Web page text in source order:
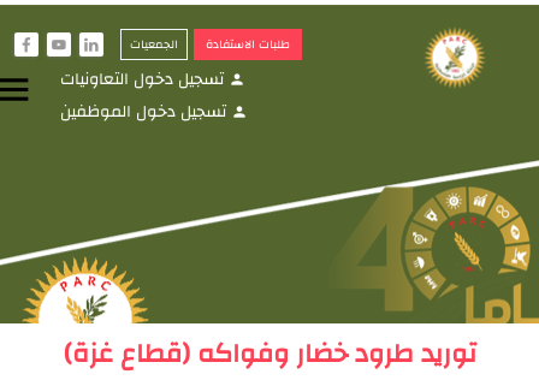
طلبات الاستفادة الجمعيات i
y
f
person تسجيل دخول التعاونيات
person تسجيل دخول الموظفين
توريد طرود خضار وفواكه (قطاع غزة)